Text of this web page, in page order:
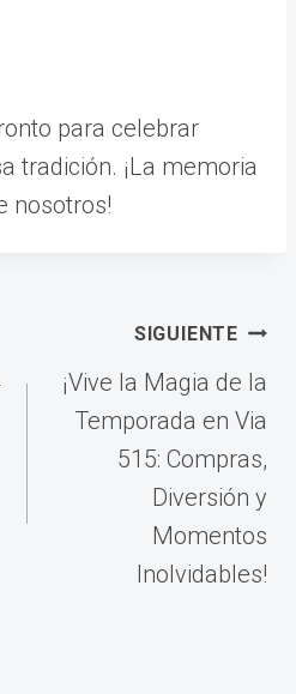
para celebrar
tradición. ¡La memoria
nosotros!
SIGUIENTE
¡Vive la Magia de la
Temporada en Via
515: Compras,
Diversión y
Momentos
Inolvidables!